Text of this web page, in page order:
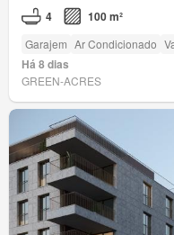
4 100 m²
Garajem Ar Condicionado
Há 8 dias
GREEN-ACRES